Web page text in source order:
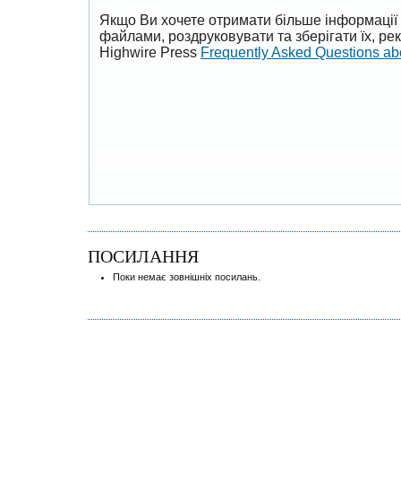
Якщо Ви хочете отримати більше
файлами, роздруковувати та зберігати їх,
Highwire Press Frequently Asked Questions
ПОСИЛАННЯ
Поки немає зовнішніх посилань.